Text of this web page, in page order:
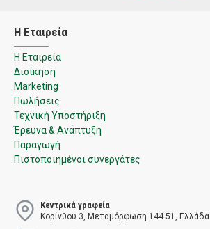
Η Εταιρεία
Η Εταιρεία
Διοίκηση
Marketing
Πωλήσεις
Τεχνική Υποστήριξη
Έρευνα & Ανάπτυξη
Παραγωγή
Πιστοποιημένοι συνεργάτες
Κεντρικά γραφεία
Κορίνθου 3, Μεταμόρφωση 144 51, Ελλάδα